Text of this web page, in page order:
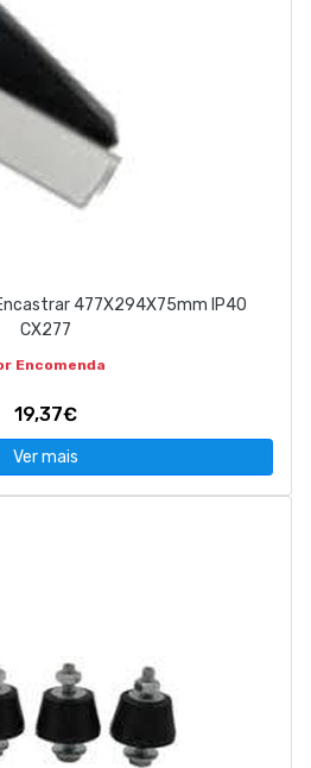
477X294X75mm IP40
CX277
Encomenda
19,37€
Ver mais